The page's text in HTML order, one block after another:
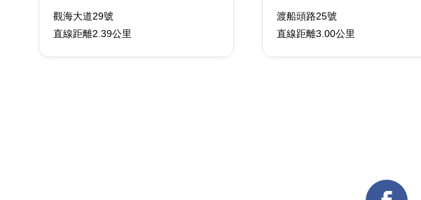
觀海大道29號
直線距離2.39公里
渡船頭路25號
直線距離3.00公里